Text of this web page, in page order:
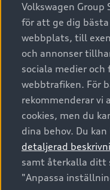
A6 modellerna
SUV
Avant
Audi Sport
Privatleasing
Nya bilar i lager
Begagnade bilar i
Audi approved :plus -
Finansiering
Audi exclusive
Provkörning
Service & tillbehör
Audi digital services
Originaltillbehör - köp
Garantier
Försäkring
Digitala manualer för
Audi Collection –
Vanliga frågor
Tjänstebil
Tjänstebil
Business lease online
Företagsleasing
Om Audi Sverige
Kontakta oss
Audi Återförsäljare/-
myAudi
Pressmeddelanden
© 2026 AUDI
Utgivare Juridiskt
Juridiskt Audi Digital
Volkswagen Group
för att ge dig
webbplats, till
och annonser
sociala medier
webbtrafiken. För
rekommenderar vi
cookies, men du
dina behov. Du kan
detaljerad
samt återkalla ditt
"Anpassa